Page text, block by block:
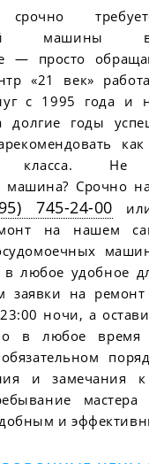
машины
— просто
«21 век»
с 1995 года и
долгие годы
класса. Не
машина? Срочно
745-24-00
на нашем
любое удобное
на ремонт
ночи, а
в любое время
и замечания к
и